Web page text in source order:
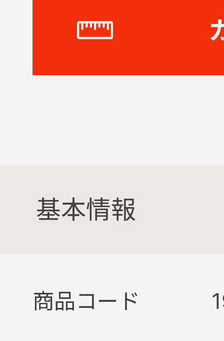
基本情報
商品コード